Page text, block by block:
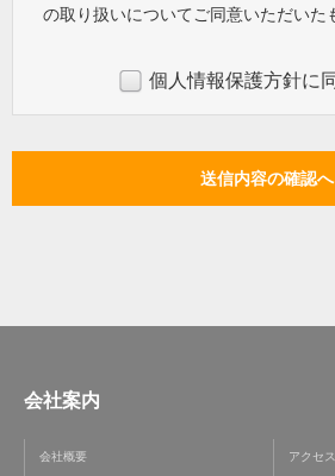
の取り扱いについてご同意いただいた
個人情報保護方針に
会社案内
会社概要 アクセス